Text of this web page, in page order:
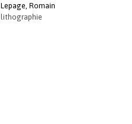
Lepage, Romain
lithographie